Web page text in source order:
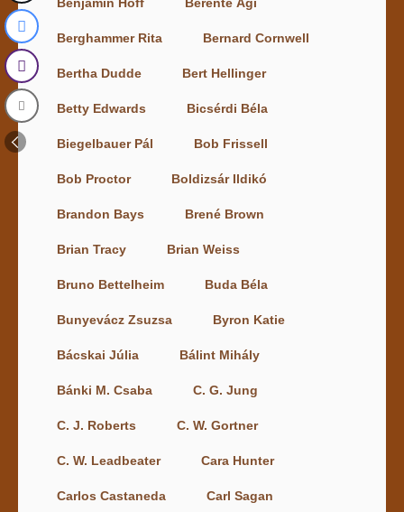
Berghammer Rita Bernard Cornwell
Bertha Dudde Bert Hellinger
Betty Edwards Bicsérdi Béla
Biegelbauer Pál Bob Frissell
Bob Proctor Boldizsár Ildikó
Brandon Bays Brené Brown
Brian Tracy Brian Weiss
Bruno Bettelheim Buda Béla
Bunyevácz Zsuzsa Byron Katie
Bácskai Júlia Bálint Mihály
Bánki M. Csaba C. G. Jung
C. J. Roberts C. W. Gortner
C. W. Leadbeater Cara Hunter
Carlos Castaneda Carl Sagan